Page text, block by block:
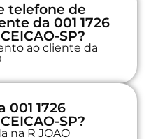
telefone de
da 001 1726
SP?
ao cliente da
001 1726
SP?
na R JOAO